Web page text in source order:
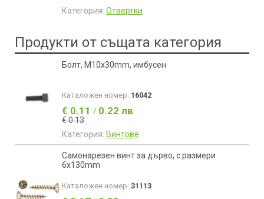
Категория: Отвертки
Продукти от същата категория
Болт, М10х30mm, имбусен
Каталожен номер: 16042
€ 0.11 / 0.22 лв
€ 0.13
Категория: Винтове
Самонарезен винт за дърво, с размери
6x130mm
Каталожен номер: 31113